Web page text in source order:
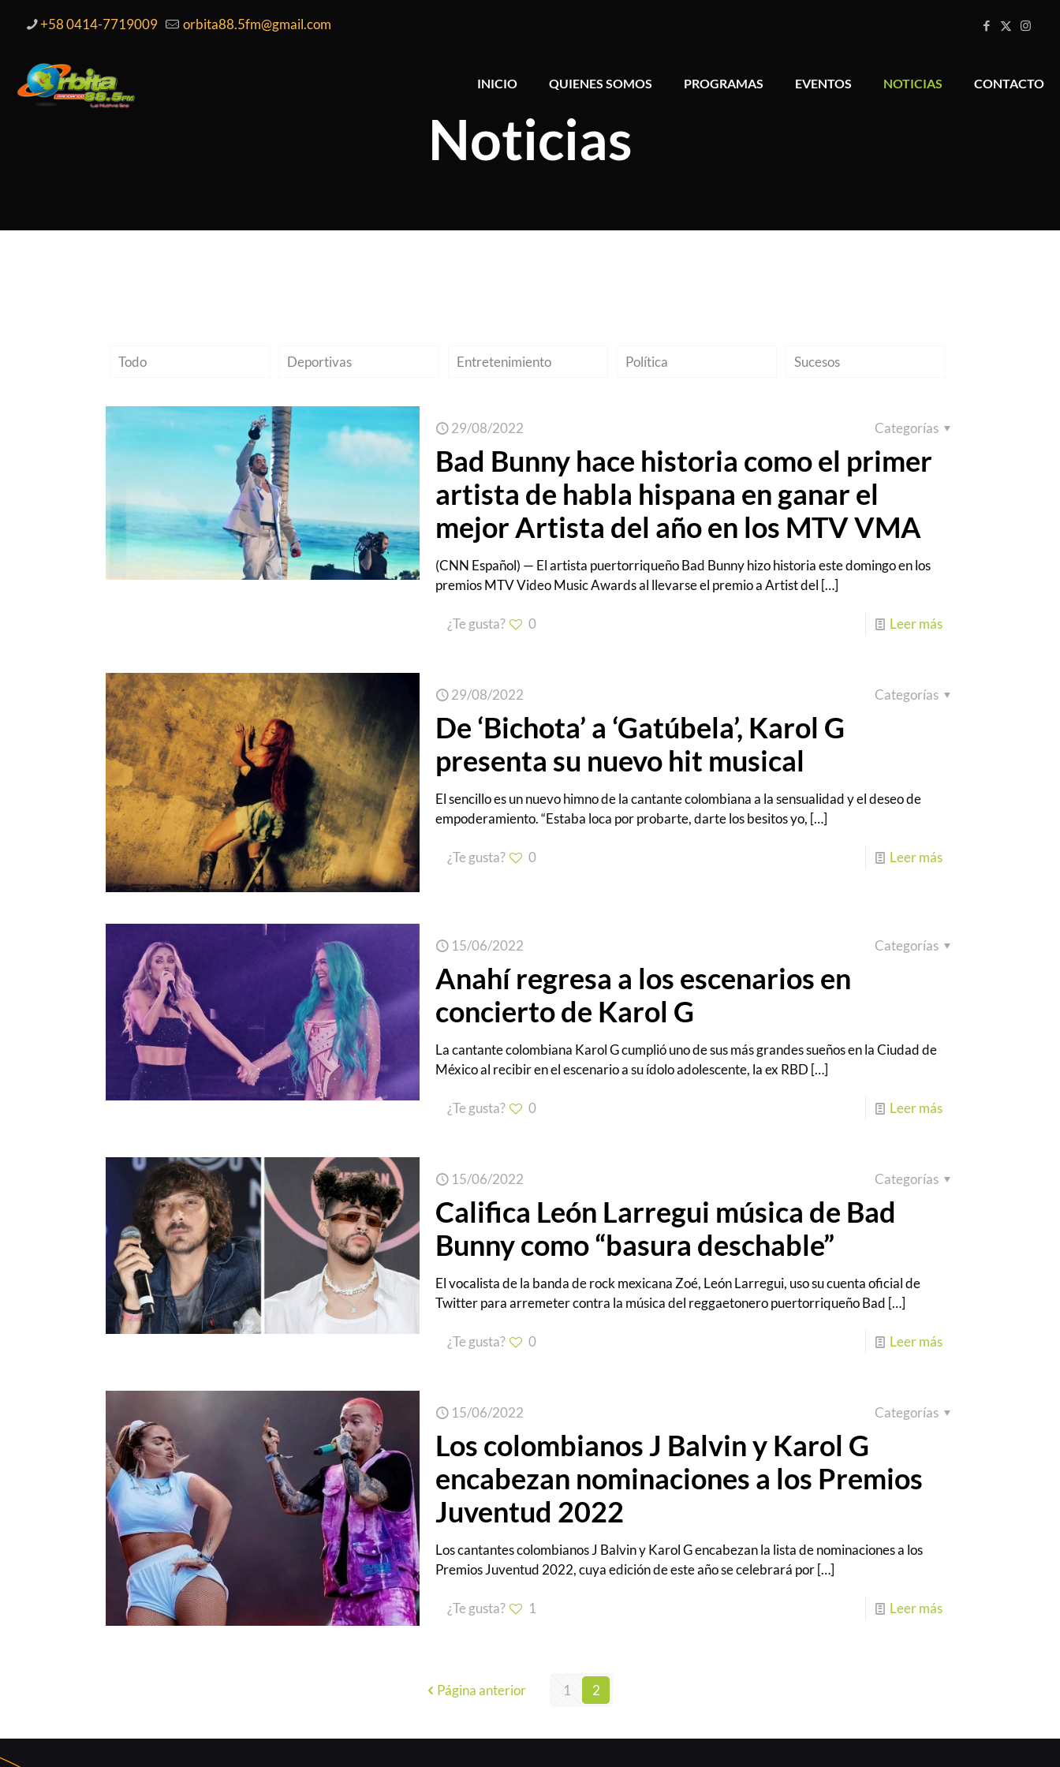
+58 0414-7719009 orbita88.5fm@gmail.com
INICIO QUIENES SOMOS PROGRAMAS EVENTOS NOTICIAS CONTACTO
Noticias
Todo Deportivas Entretenimiento Política Sucesos
29/08/2022 Categorías
Bad Bunny hace historia como el primer
artista de habla hispana en ganar el
mejor Artista del año en los MTV VMA
(CNN Español) — El artista puertorriqueño Bad Bunny hizo historia este domingo en los
premios MTV Video Music Awards al llevarse el premio a Artist del […]
¿Te gusta? 0 Leer más
29/08/2022 Categorías
De ‘Bichota’ a ‘Gatúbela’, Karol G
presenta su nuevo hit musical
El sencillo es un nuevo himno de la cantante colombiana a la sensualidad y el deseo de
empoderamiento. “Estaba loca por probarte, darte los besitos yo, […]
¿Te gusta? 0 Leer más
15/06/2022 Categorías
Anahí regresa a los escenarios en
concierto de Karol G
La cantante colombiana Karol G cumplió uno de sus más grandes sueños en la Ciudad de
México al recibir en el escenario a su ídolo adolescente, la ex RBD […]
¿Te gusta? 0 Leer más
15/06/2022 Categorías
Califica León Larregui música de Bad
Bunny como “basura deschable”
El vocalista de la banda de rock mexicana Zoé, León Larregui, uso su cuenta oficial de
Twitter para arremeter contra la música del reggaetonero puertorriqueño Bad […]
¿Te gusta? 0 Leer más
15/06/2022 Categorías
Los colombianos J Balvin y Karol G
encabezan nominaciones a los Premios
Juventud 2022
Los cantantes colombianos J Balvin y Karol G encabezan la lista de nominaciones a los
Premios Juventud 2022, cuya edición de este año se celebrará por[…]
¿Te gusta? 1 Leer más
Página anterior 1 2